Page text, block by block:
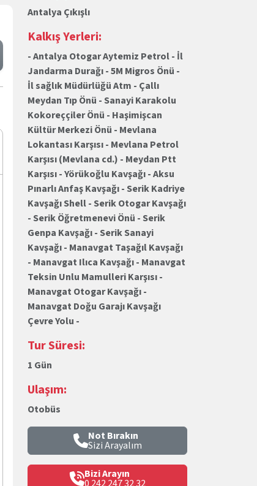
Antalya Çıkışlı
Kalkış Yerleri:
- Antalya Otogar Aytemiz Petrol - İl
Jandarma Durağı - 5M Migros Önü -
İl sağlık Müdürlüğü Atm - Çallı
Meydan Tıp Önü - Sanayi Karakolu
Kokoreççiler Önü - Haşimişcan
Kültür Merkezi Önü - Mevlana
Lokantası Karşısı - Mevlana Petrol
Karşısı (Mevlana cd.) - Meydan Ptt
Karşısı - Yörükoğlu Kavşağı - Aksu
Pınarlı Anfaş Kavşağı - Serik Kadriye
Kavşağı Shell - Serik Otogar Kavşağı
- Serik Öğretmenevi Önü - Serik
Genpa Kavşağı - Serik Sanayi
Kavşağı - Manavgat Taşağıl Kavşağı
- Manavgat Ilıca Kavşağı - Manavgat
Teksin Unlu Mamulleri Karşısı -
Manavgat Otogar Kavşağı -
Manavgat Doğu Garajı Kavşağı
Çevre Yolu -
Tur Süresi:
1 Gün
Ulaşım:
Otobüs
Not Bırakın
Sizi Arayalım
Bizi Arayın